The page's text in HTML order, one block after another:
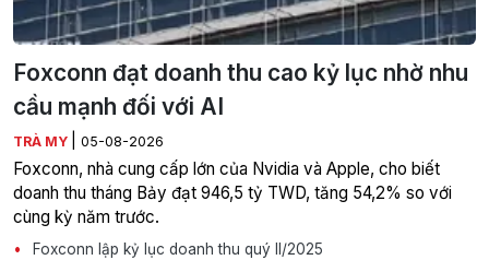
Foxconn đạt doanh thu cao kỷ lục nhờ nhu
cầu mạnh đối với AI
TRÀ MY 05-08-2026
Foxconn, nhà cung cấp lớn của Nvidia và Apple, cho biết
doanh thu tháng Bảy đạt 946,5 tỷ TWD, tăng 54,2% so với
cùng kỳ năm trước.
Foxconn lập kỷ lục doanh thu quý II/2025